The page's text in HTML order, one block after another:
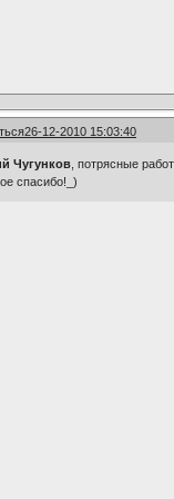
26-12-2010 15:03:40
Чугунков , потрясные
спасибо!_)